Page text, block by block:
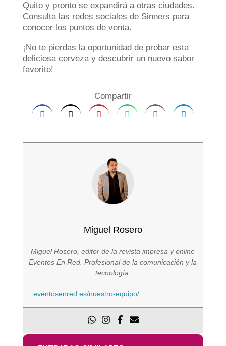
Quito y pronto se expandirá a otras ciudades.
Consulta las redes sociales de Sinners para
conocer los puntos de venta.
¡No te pierdas la oportunidad de probar esta
deliciosa cerveza y descubrir un nuevo sabor
favorito!
Compartir
Miguel Rosero
Miguel Rosero, editor de la revista impresa y online
Eventos En Red. Profesional de la comunicación y la
tecnología.
eventosenred.es/nuestro-equipo/